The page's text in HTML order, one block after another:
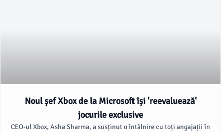
Noul șef Xbox de la Microsoft își 'reevaluează'
jocurile exclusive
CEO-ul Xbox, Asha Sharma, a susținut o întâlnire cu toți angajații în